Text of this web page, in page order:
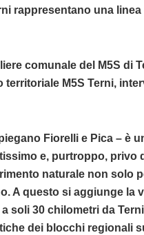
rappresentano una
comunale del M5S di
territoriale M5S Terni,
Fiorelli e Pica – è
e, purtroppo,
naturale non solo
A questo si aggiunge la
soli 30 chilometri da
dei blocchi regionali